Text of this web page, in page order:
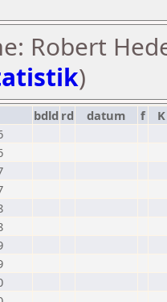
Robert
)
bdld rd datum f
K